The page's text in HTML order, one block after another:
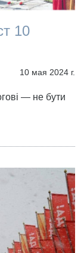
10
10 мая 2024 г.
— не бути